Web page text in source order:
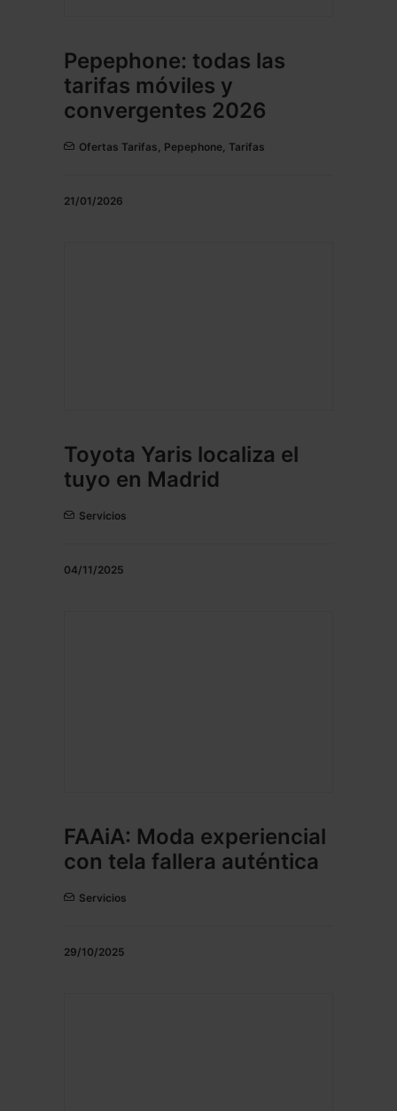
Pepephone: todas las
tarifas móviles y
convergentes 2026
Ofertas Tarifas, Pepephone, Tarifas
21/01/2026
Toyota Yaris localiza el
tuyo en Madrid
Servicios
04/11/2025
FAAiA: Moda experiencial
con tela fallera auténtica
Servicios
29/10/2025